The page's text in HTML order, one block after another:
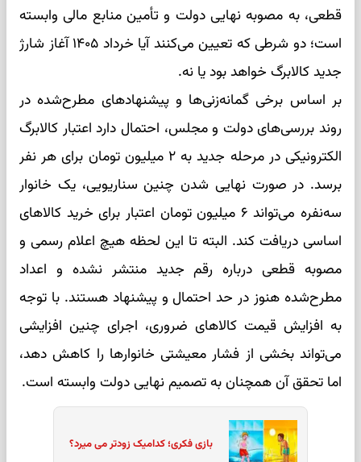
قطعی، به مصوبه نهایی دولت و تأمین منابع مالی وابسته
است؛ دو شرطی که تعیین می‌کنند آیا خرداد ۱۴۰۵ آغاز شارژ
جدید کالابرگ خواهد بود یا نه.
بر اساس برخی گمانه‌زنی‌ها و پیشنهادهای مطرح‌شده در
روند بررسی‌های دولت و مجلس، احتمال دارد اعتبار کالابرگ
الکترونیکی در مرحله جدید به ۲ میلیون تومان برای هر نفر
برسد. در صورت نهایی شدن چنین سناریویی، یک خانوار
سه‌نفره می‌تواند ۶ میلیون تومان اعتبار برای خرید کالاهای
اساسی دریافت کند. البته تا این لحظه هیچ اعلام رسمی و
مصوبه قطعی درباره رقم جدید منتشر نشده و اعداد
مطرح‌شده هنوز در حد احتمال و پیشنهاد هستند. با توجه
به افزایش قیمت کالاهای ضروری، اجرای چنین افزایشی
می‌تواند بخشی از فشار معیشتی خانوارها را کاهش دهد،
اما تحقق آن همچنان به تصمیم نهایی دولت وابسته است.
بازی فکری؛ کدامیک زودتر می میرد؟